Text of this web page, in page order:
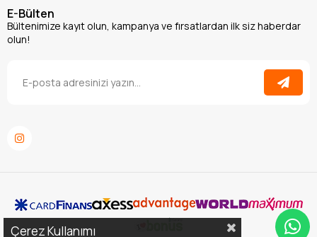
E-Bülten
Bültenimize kayıt olun, kampanya ve fırsatlardan ilk siz haberdar
olun!
Çerez Kullanımı